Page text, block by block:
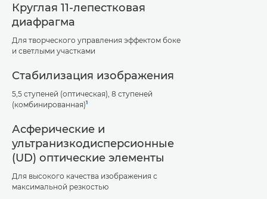
Круглая 11-лепестковая
диафрагма
Для творческого управления эффектом боке
и светлыми участками
Стабилизация изображения
5,5 ступеней (оптическая), 8 ступеней
(комбинированная)1
Асферические и
ультранизкодисперсионные
(UD) оптические элементы
Для высокого качества изображения с
максимальной резкостью